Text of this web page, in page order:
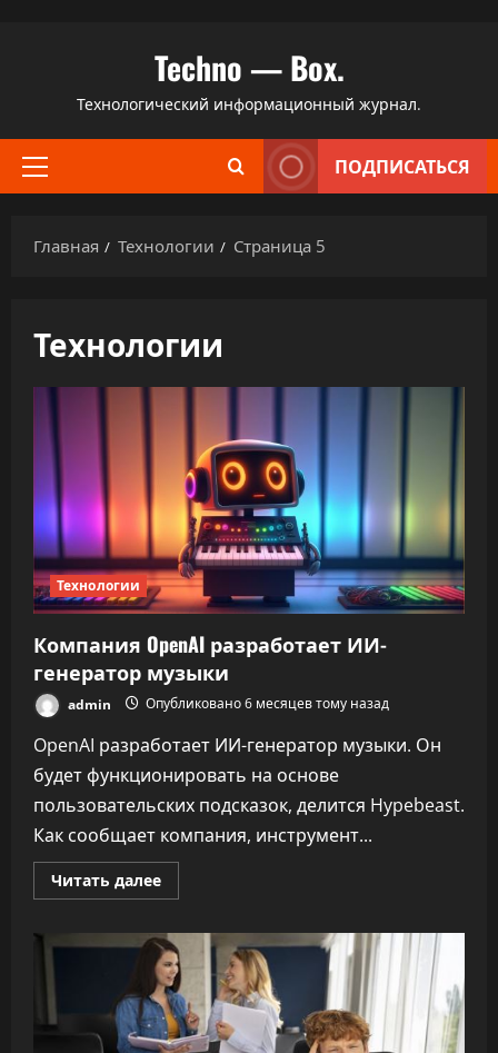
содержимому
Techno — Box.
Технологический информационный журнал.
Основное
ПОДПИСАТЬСЯ
Главная Технологии Страница 5
Технологии
Технологии
Компания OpenAI разработает ИИ-
генератор музыки
admin Опубликовано 6 месяцев тому назад
OpenAI разработает ИИ-генератор музыки. Он
будет функционировать на основе
пользовательских подсказок, делится Hypebeast.
Как сообщает компания, инструмент...
Читать далееПрочитать
больше
OpenAI
разработает
ИИ-
генератор
музыки